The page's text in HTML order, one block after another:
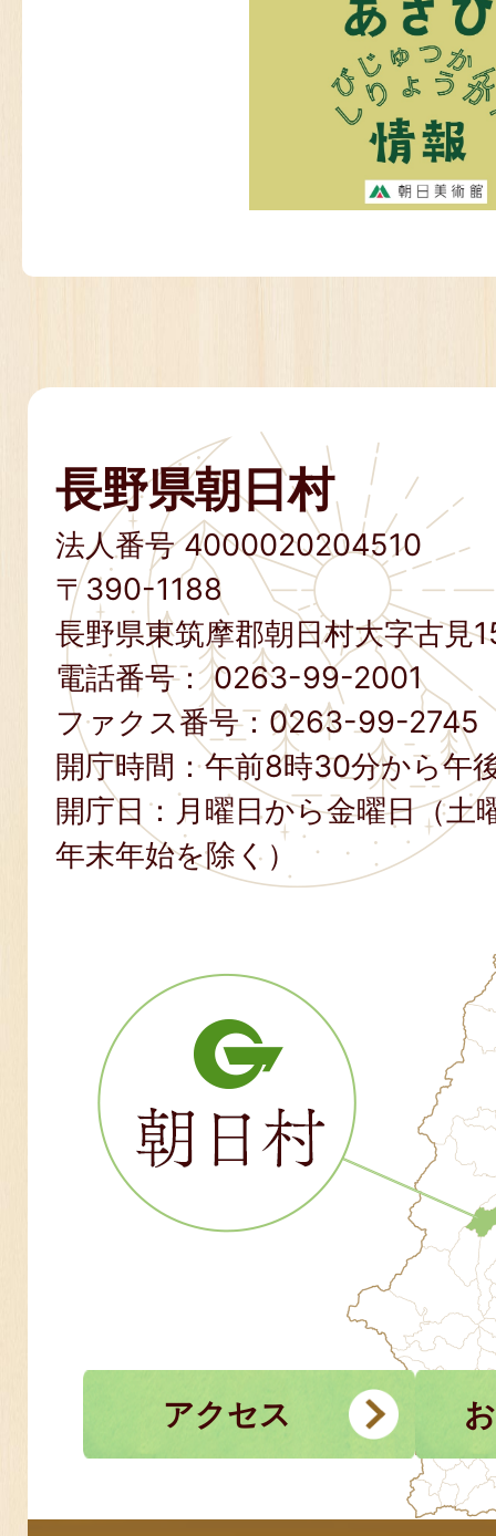
長野県朝日村
法人番号 4000020204510
〒390-1188
長野県東筑摩郡朝日村大字古見
電話番号：0263-99-2001
ファクス番号： 0263-99-2745
開庁時間：午前8時30分から午
開庁日：月曜日から金曜日（土
年末年始を除く）
アクセス